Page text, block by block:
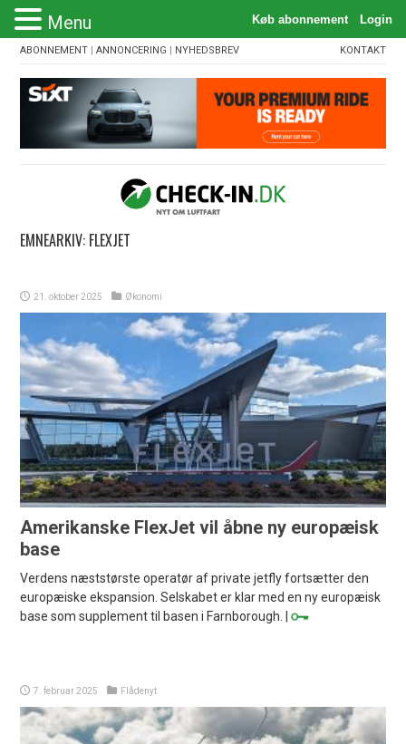
ABONNEMENT |ANNONCERING | NYHEDSBREV KONTAKT
EMNEARKIV: FLEXJET
21. oktober 2025 Økonomi
Amerikanske FlexJet vil åbne ny europæisk
base
Verdens næststørste operatør af private jetfly fortsætter den
europæiske ekspansion. Selskabet er klar med en ny europæisk
base som supplement til basen i Farnborough. |
7. februar 2025 Flådenyt
Menu